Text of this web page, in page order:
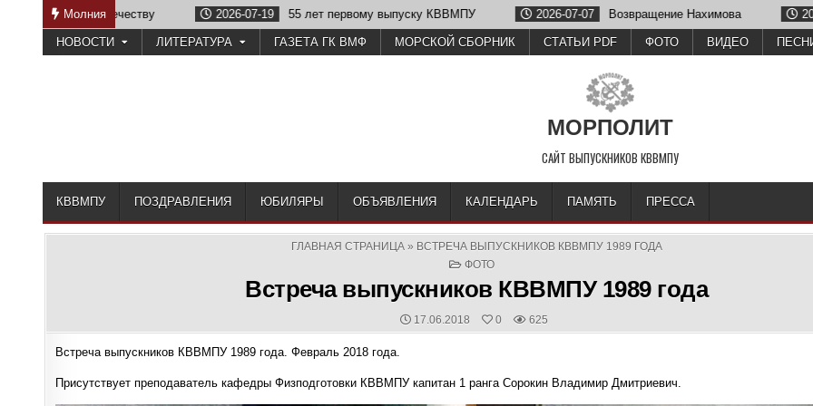
Молния
Отечеству 2026-07-19 55 лет первому выпуску КВВМПУ 2026-07-07 Возвращение Нахимова 2026-06-26
НОВОСТИ ЛИТЕРАТУРА ГАЗЕТА ГК ВМФ МОРСКОЙ СБОРНИК СТАТЬИ PDF ФОТО ВИДЕО
МОРПОЛИТ
САЙТ ВЫПУСКНИКОВ КВВМПУ
КВВМПУ ПОЗДРАВЛЕНИЯ ЮБИЛЯРЫ ОБЪЯВЛЕНИЯ КАЛЕНДАРЬ ПАМЯТЬ ПРЕССА
ГЛАВНАЯ СТРАНИЦА» ВСТРЕЧА ВЫПУСКНИКОВ КВВМПУ 1989 ГОДА
POSTED
ФОТО
Встреча выпускников КВВМПУ 1989 года
PUBLISHED
DATE:
17.06.2018 0 625
Встреча выпускников КВВМПУ 1989 года. Февраль 2018 года.
Присутствует преподаватель кафедры Физподготовки КВВМПУ капитан 1 ранга Сорокин Владимир Дмитриевич.